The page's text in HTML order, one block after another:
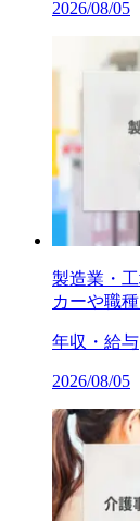
2026/08/05
製造業・
カーや職
年収・給与
2026/08/05